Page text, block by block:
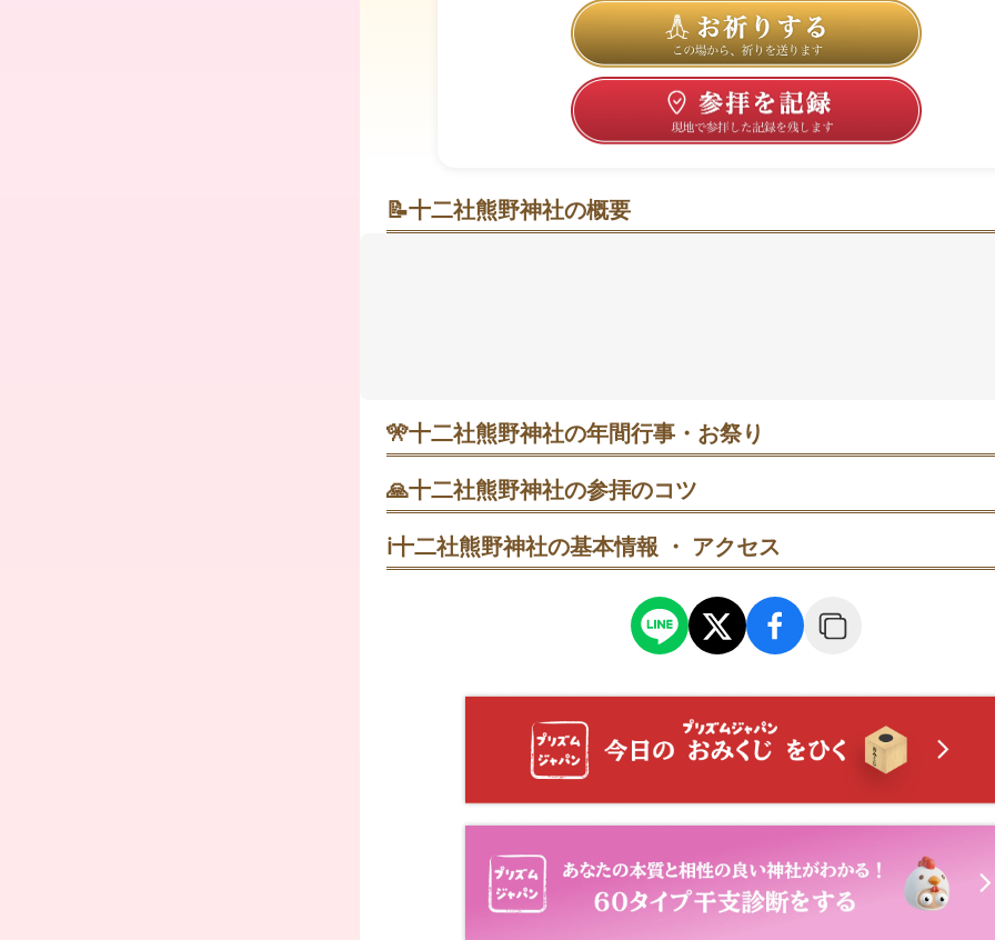
📝十二社熊野神社の概要
🎌十二社熊野神社の年間行事・お祭り
6月30日 夏越の大祓｜半年の穢れを祓う夕刻の神事。日中よりも夕方の参列がし
11月24日 酉の市（二の酉）｜商売繁盛を願う人で賑わう。混雑回避は午後早めに
12月31日 年越大祓｜一年の穢れを祓って新年を迎える神事。深夜帯は初詣前で混
🙏十二社熊野神社の参拝のコツ
園へ抜けて深呼吸すると気持ちの切り替えに。
2. 限定御朱印は期間が短め。先に参拝を済ませ、社務所で書き置きを受けてから
4. 例大祭は午前の式典に合わせて参拝→午後の渡御を沿道で鑑賞。夜の露店は混
ℹ️十二社熊野神社の基本情報 ・ アクセス